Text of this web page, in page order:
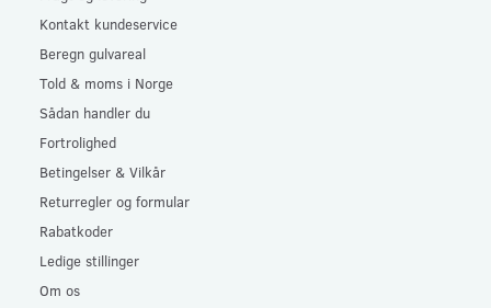
Kontakt kundeservice
Beregn gulvareal
Told & moms i Norge
Sådan handler du
Fortrolighed
Betingelser & Vilkår
Returregler og formular
Rabatkoder
Ledige stillinger
Om os